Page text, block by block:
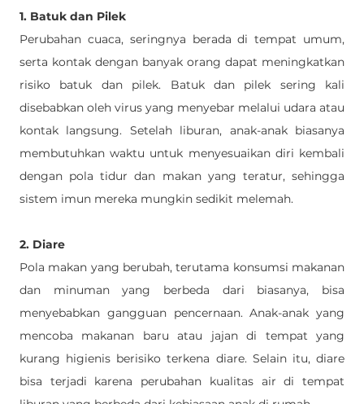
1. Batuk dan Pilek
Perubahan cuaca, seringnya berada di tempat umum,
serta kontak dengan banyak orang dapat meningkatkan
risiko batuk dan pilek. Batuk dan pilek sering kali
disebabkan oleh virus yang menyebar melalui udara atau
kontak langsung. Setelah liburan, anak-anak biasanya
membutuhkan waktu untuk menyesuaikan diri kembali
dengan pola tidur dan makan yang teratur, sehingga
sistem imun mereka mungkin sedikit melemah.
2. Diare
Pola makan yang berubah, terutama konsumsi makanan
dan minuman yang berbeda dari biasanya, bisa
menyebabkan gangguan pencernaan. Anak-anak yang
mencoba makanan baru atau jajan di tempat yang
kurang higienis berisiko terkena diare. Selain itu, diare
bisa terjadi karena perubahan kualitas air di tempat